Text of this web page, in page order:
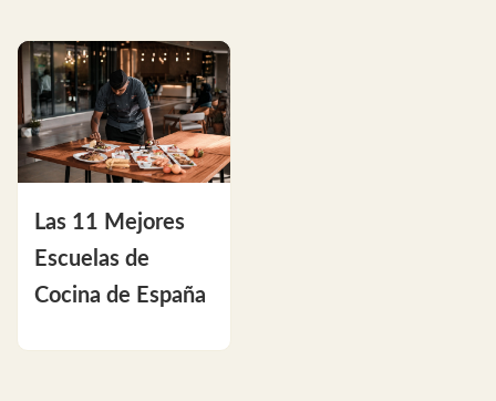
Las 11 Mejores
Escuelas de
Cocina de España